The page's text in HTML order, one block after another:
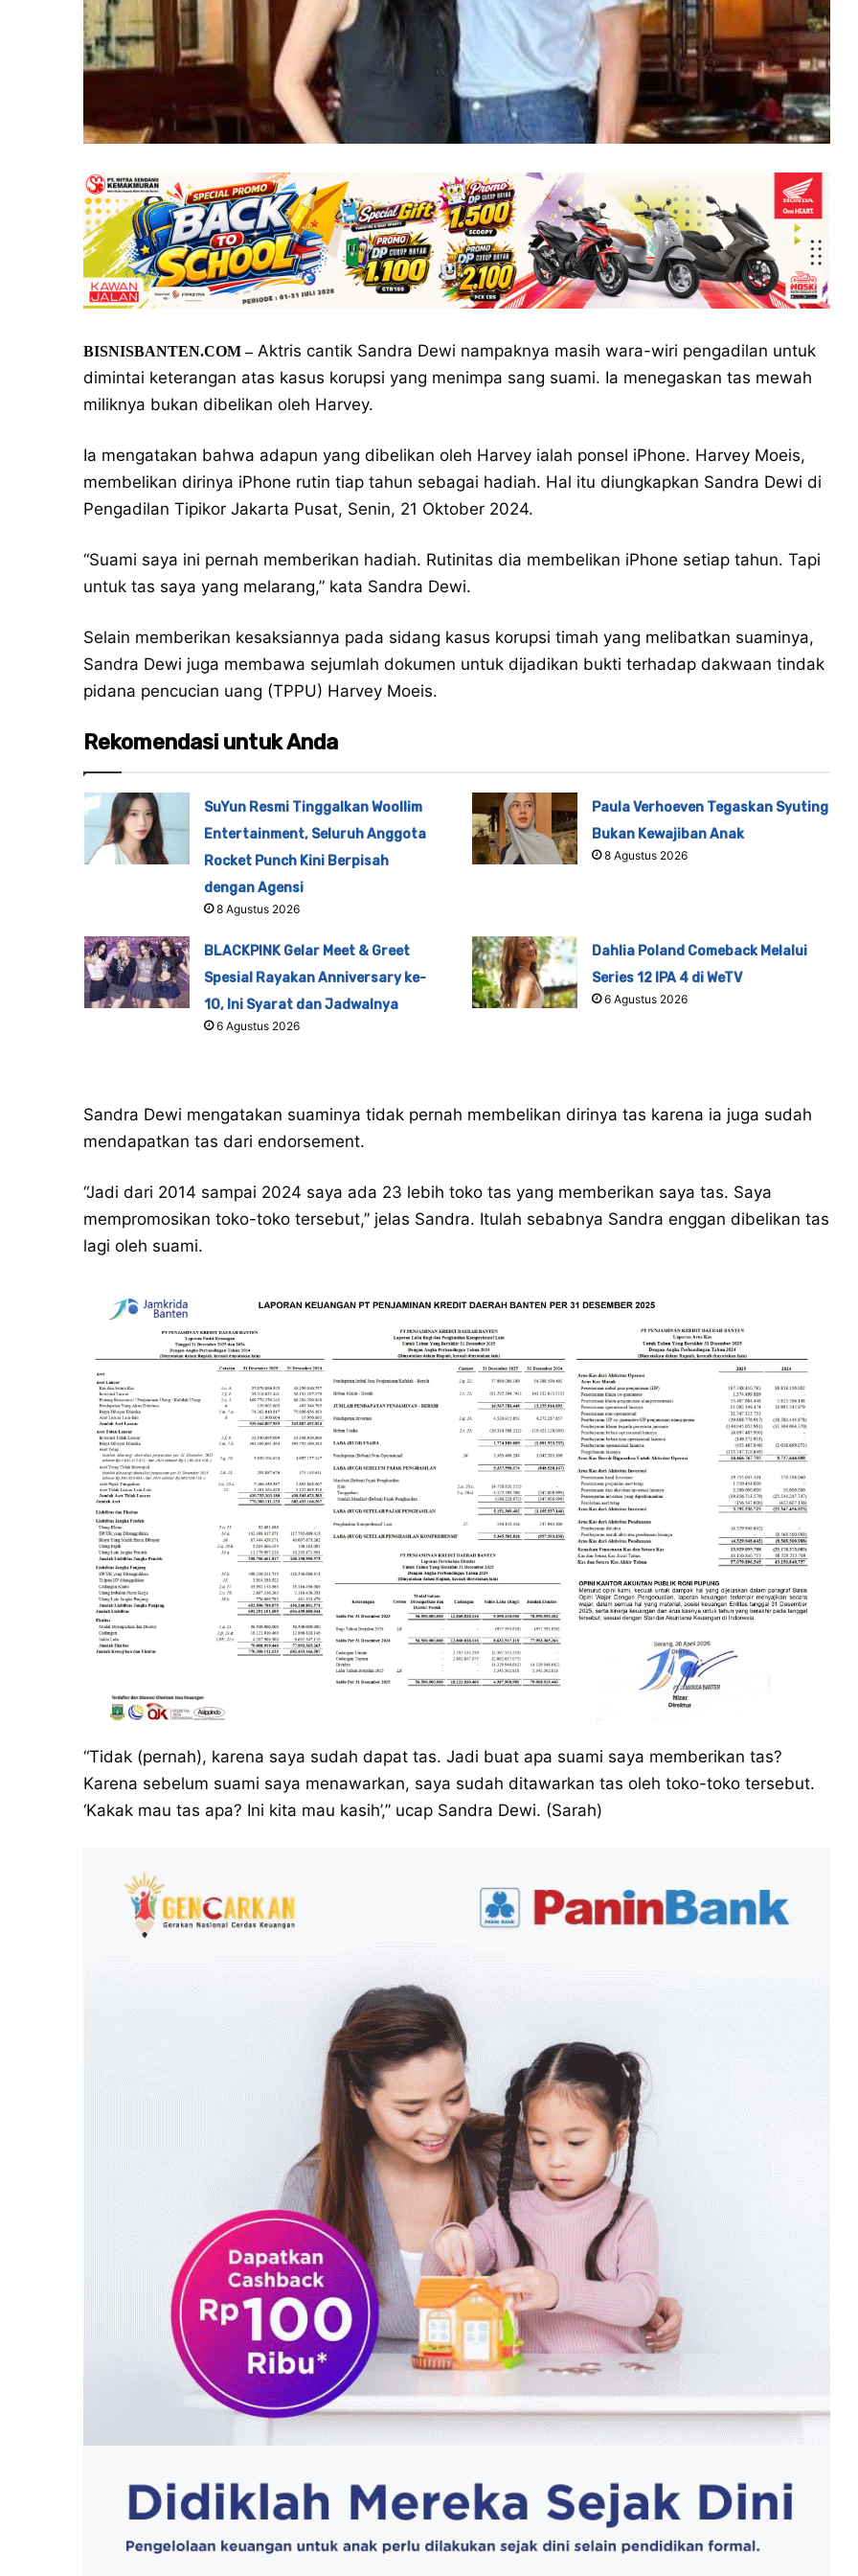
BISNISBANTEN.COM –Aktris cantik Sandra Dewi nampaknya masih wara-wiri pengadilan untuk
dimintai keterangan atas kasus korupsi yang menimpa sang suami. Ia menegaskan tas mewah
miliknya bukan dibelikan oleh Harvey.
Ia mengatakan bahwa adapun yang dibelikan oleh Harvey ialah ponsel iPhone. Harvey Moeis,
membelikan dirinya iPhone rutin tiap tahun sebagai hadiah. Hal itu diungkapkan Sandra Dewi di
Pengadilan Tipikor Jakarta Pusat, Senin, 21 Oktober 2024.
“Suami saya ini pernah memberikan hadiah. Rutinitas dia membelikan iPhone setiap tahun. Tapi
untuk tas saya yang melarang,” kata Sandra Dewi.
Selain memberikan kesaksiannya pada sidang kasus korupsi timah yang melibatkan suaminya,
Sandra Dewi juga membawa sejumlah dokumen untuk dijadikan bukti terhadap dakwaan tindak
pidana pencucian uang (TPPU) Harvey Moeis.
Rekomendasi untuk Anda
SuYun Resmi Tinggalkan Woollim
Entertainment, Seluruh Anggota
Rocket Punch Kini Berpisah
dengan Agensi
8 Agustus 2026
Paula Verhoeven Tegaskan Syuting
Bukan Kewajiban Anak
8 Agustus 2026
BLACKPINK Gelar Meet & Greet
Spesial Rayakan Anniversary ke-
10, Ini Syarat dan Jadwalnya
6 Agustus 2026
Dahlia Poland Comeback Melalui
Series 12 IPA 4 di WeTV
6 Agustus 2026
Sandra Dewi mengatakan suaminya tidak pernah membelikan dirinya tas karena ia juga sudah
mendapatkan tas dari endorsement.
“Jadi dari 2014 sampai 2024 saya ada 23 lebih toko tas yang memberikan saya tas. Saya
mempromosikan toko-toko tersebut,” jelas Sandra. Itulah sebabnya Sandra enggan dibelikan tas
lagi oleh suami.
“Tidak (pernah), karena saya sudah dapat tas. Jadi buat apa suami saya memberikan tas?
Karena sebelum suami saya menawarkan, saya sudah ditawarkan tas oleh toko-toko tersebut.
‘Kakak mau tas apa? Ini kita mau kasih’,” ucap Sandra Dewi. (Sarah)